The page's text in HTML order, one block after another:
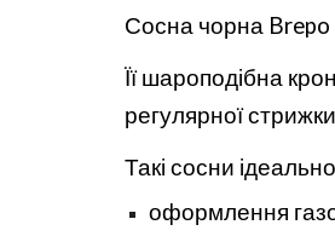
Сосна чорна Brepo
Її шароподібна
регулярної
Такі сосни
оформлення